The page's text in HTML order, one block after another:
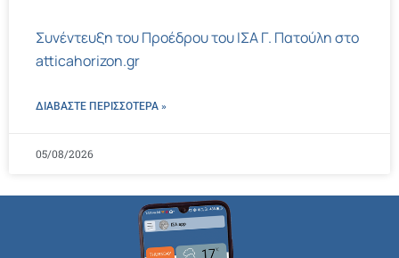
Συνέντευξη του Προέδρου του ΙΣΑ Γ. Πατούλη στο
atticahorizon.gr
ΔΙΑΒΑΣΤΕ ΠΕΡΙΣΣΌΤΕΡΑ »
05/08/2026